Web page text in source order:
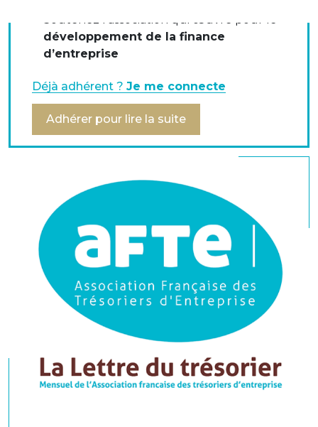
Article " fiscalité " deLa Lettre du trésorier
2017 par Marie-Charlotte Mahieu, Taj
Extrait deLa Lettre du trésoriern° 350
Soutenez l’association qui œuvre pour le
développement de la finance
d’entreprise
Déjà adhérent ? Je me connecte
Adhérer pour lire la suite